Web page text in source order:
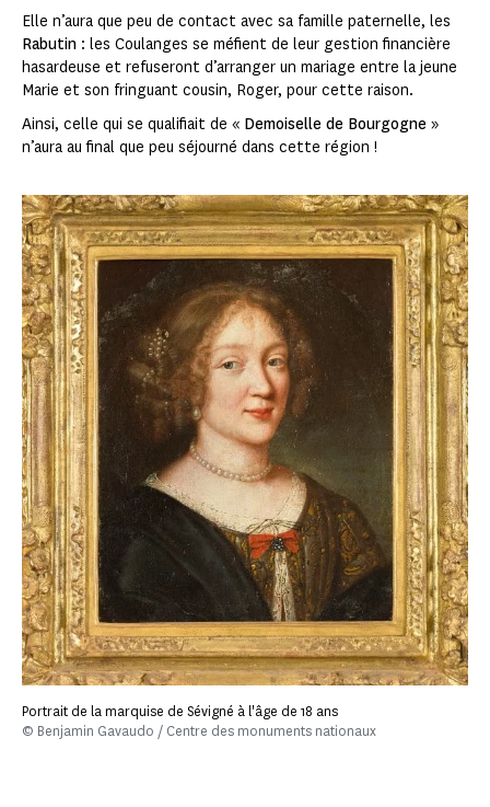
Elle n’aura que peu de contact avec sa famille paternelle, les
Rabutin : les Coulanges se méfient de leur gestion financière
hasardeuse et refuseront d’arranger un mariage entre la jeune
Marie et son fringuant cousin, Roger, pour cette raison.
Ainsi, celle qui se qualifiait de « Demoiselle de Bourgogne »
n’aura au final que peu séjourné dans cette région !
Portrait de la marquise de Sévigné à l'âge de 18 ans
© Benjamin Gavaudo / Centre des monuments nationaux